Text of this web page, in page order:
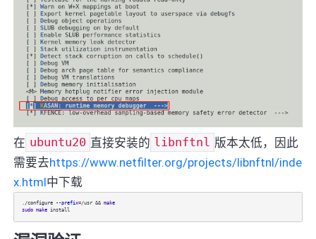
在 ubuntu20 直接安装的 libnftnl 版本太低，因此
需要去https://www.netfilter.org/projects/libnftnl/inde
x.html中下载
./configure --prefix=/usr && make
sudo makeinstall